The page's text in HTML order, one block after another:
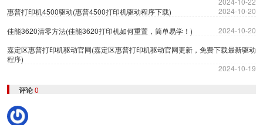
惠普打印机4500驱动(惠普4500打印机驱动程序下载)
2024-10-20
佳能3620清零方法(佳能3620打印机如何重置，简单易学！)
2024-10-20
嘉定区惠普打印机驱动官网(嘉定区惠普打印机驱动官网更新，免费下载最新驱动
程序)
2024-10-19
评论0